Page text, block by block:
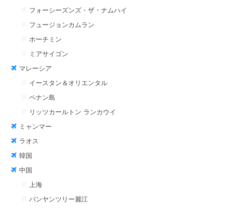
フォーシーズンズ・ザ・ナムハイ
フュージョンカムラン
ホーチミン
ミアサイゴン
マレーシア
イースタン＆オリエンタル
ペナン島
リッツカールトン ランカウイ
ミャンマー
ラオス
韓国
中国
上海
バンヤンツリー麗江